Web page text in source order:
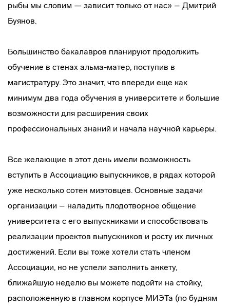
рыбы мы словим — зависит только от нас» – Дмитрий
Буянов.
Большинство бакалавров планируют продолжить
обучение в стенах альма-матер, поступив в
магистратуру. Это значит, что впереди еще как
минимум два года обучения в университете и большие
возможности для расширения своих
профессиональных знаний и начала научной карьеры.
Все желающие в этот день имели возможность
вступить в Ассоциацию выпускников, в рядах которой
уже несколько сотен миэтовцев. Основные задачи
организации – наладить плодотворное общение
университета с его выпускниками и способствовать
реализации проектов выпускников и росту их личных
достижений. Если вы тоже хотели стать членом
Ассоциации, но не успели заполнить анкету,
ближайшую неделю вы можете подойти на стойку,
расположенную в главном корпусе МИЭТа (по будням